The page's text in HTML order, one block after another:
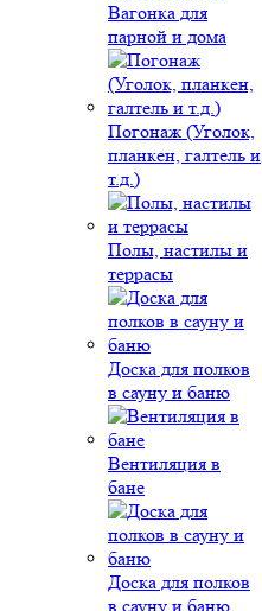
Вагонка для
парной и дома
Погонаж (Уголок,
планкен, галтель и
т.д.)
Полы, настилы и
террасы
Доска для полков
в сауну и баню
Вентиляция в
бане
Доска для полков
в сауну и баню